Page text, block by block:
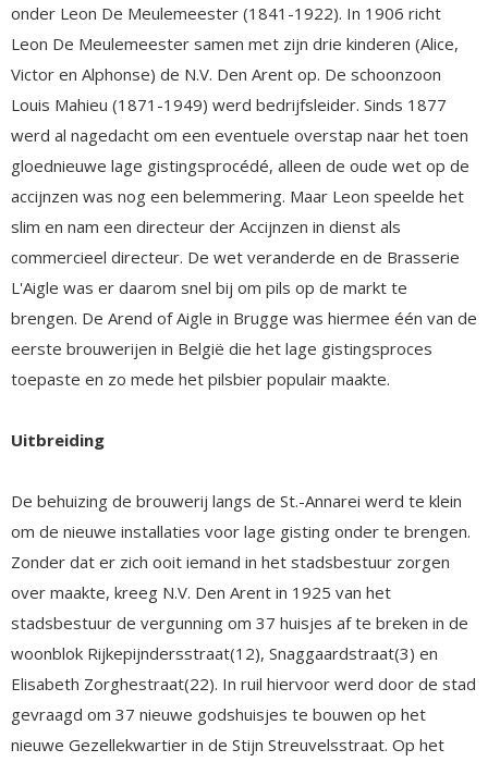
onder Leon De Meulemeester (1841-1922). In 1906 richt
Leon De Meulemeester samen met zijn drie kinderen (Alice,
Victor en Alphonse) de N.V. Den Arent op. De schoonzoon
Louis Mahieu (1871-1949) werd bedrijfsleider. Sinds 1877
werd al nagedacht om een eventuele overstap naar het toen
gloednieuwe lage gistingsprocédé, alleen de oude wet op de
accijnzen was nog een belemmering. Maar Leon speelde het
slim en nam een directeur der Accijnzen in dienst als
commercieel directeur. De wet veranderde en de Brasserie
L'Aigle was er daarom snel bij om pils op de markt te
brengen. De Arend of Aigle in Brugge was hiermee één van de
eerste brouwerijen in België die het lage gistingsproces
toepaste en zo mede het pilsbier populair maakte.
Uitbreiding
De behuizing de brouwerij langs de St.-Annarei werd te klein
om de nieuwe installaties voor lage gisting onder te brengen.
Zonder dat er zich ooit iemand in het stadsbestuur zorgen
over maakte, kreeg N.V. Den Arent in 1925 van het
stadsbestuur de vergunning om 37 huisjes af te breken in de
woonblok Rijkepijndersstraat(12), Snaggaardstraat(3) en
Elisabeth Zorghestraat(22). In ruil hiervoor werd door de stad
gevraagd om 37 nieuwe godshuisjes te bouwen op het
nieuwe Gezellekwartier in de Stijn Streuvelsstraat. Op het